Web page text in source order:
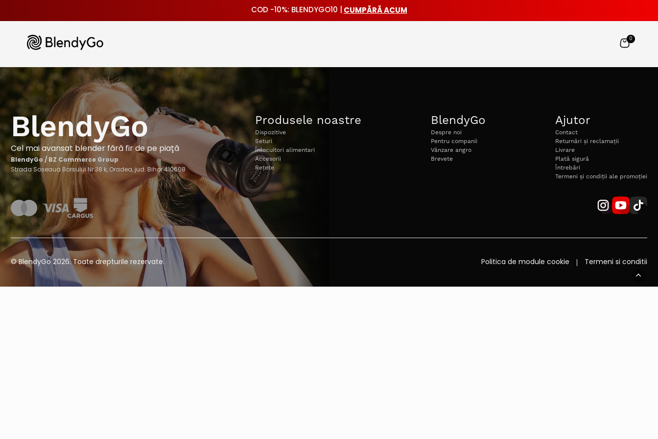
COD -10%: BLENDYGO10 |CUMPĂRĂ ACUM
0
BlendyGo
Cel mai avansat blender fără fir de pe piață
BlendyGo / BZ Commerce Group
Strada Soseaua Borsului Nr 38 k, Oradea, jud. Bihor 410608
Produsele noastre
Dispozitive
Seturi
Înlocuitori alimentari
Accesorii
Rețete
BlendyGo
Despre noi
Pentru companii
Vănzare angro
Brevete
Ajutor
Contact
Returnări și reclamații
Livrare
Plată sigură
Întrebări
Termeni și condiții ale promoției
© BlendyGo 2026. Toate drepturile rezervate. Politica de module cookie Termeni si conditii